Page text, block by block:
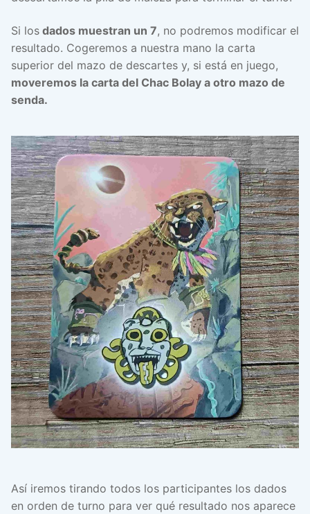
Si los dados muestran un 7, no podremos modificar el
resultado. Cogeremos a nuestra mano la carta
superior del mazo de descartes y, si está en juego,
moveremos la carta del Chac Bolay a otro mazo de
senda.
Así iremos tirando todos los participantes los dados
en orden de turno para ver qué resultado nos aparece